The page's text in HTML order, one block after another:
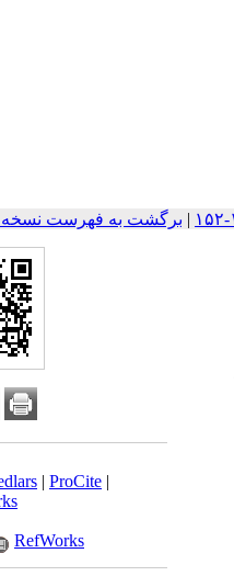
| برگشت به فهرست نسخه
| ProCite |
RefWorks